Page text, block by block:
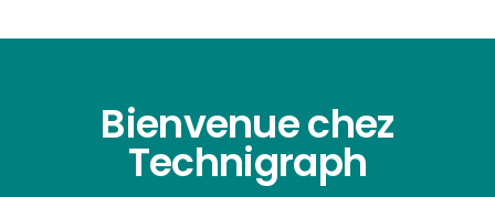
numérique
En savoir plus
Bienvenue chez
Technigraph